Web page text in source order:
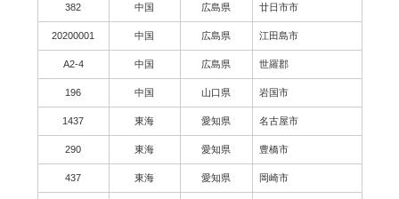
382 中国 広島県 廿日市市
20200001 中国 広島県 江田島市
A2-4 中国 広島県 世羅郡
196 中国 山口県 岩国市
1437 東海 愛知県 名古屋市
290 東海 愛知県 豊橋市
437 東海 愛知県 岡崎市